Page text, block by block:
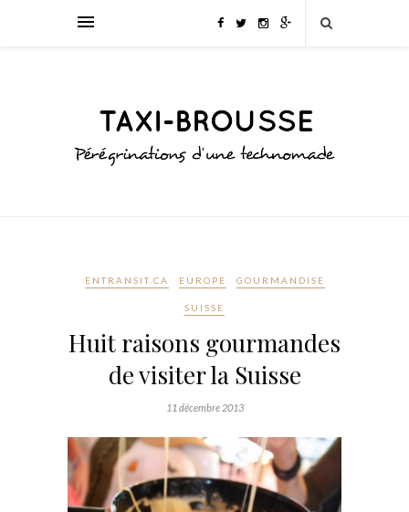
ENTRANSIT.CA EUROPE GOURMANDISE
SUISSE
Huit raisons gourmandes
de visiter la Suisse
11 décembre 2013